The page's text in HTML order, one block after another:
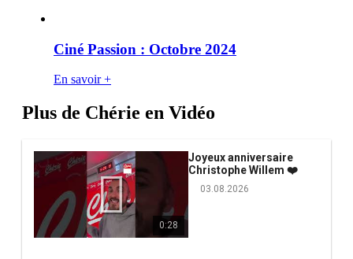
Ciné Passion : Octobre 2024
En savoir +
Plus de Chérie en Vidéo
0:28
Joyeux anniversaire
Christophe Willem ❤️
03.08.2026